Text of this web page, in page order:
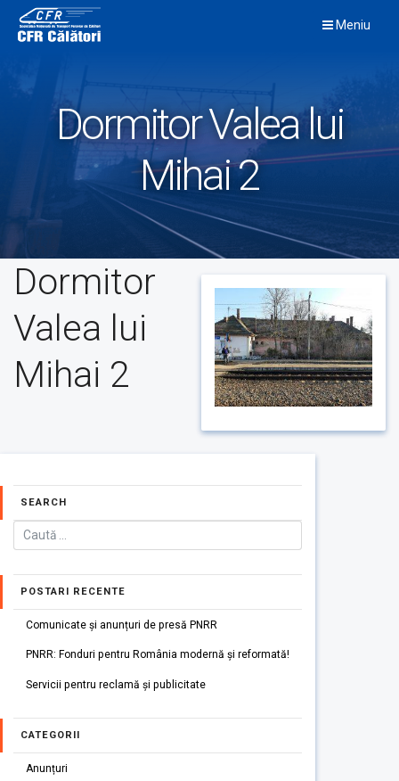
content
Meniu
Dormitor Valea lui
Mihai 2
Dormitor
Valea lui
Mihai 2
SEARCH
POSTARI RECENTE
Comunicate și anunțuri de presă PNRR
PNRR: Fonduri pentru România modernă și reformată!
Servicii pentru reclamă și publicitate
CATEGORII
Anunțuri